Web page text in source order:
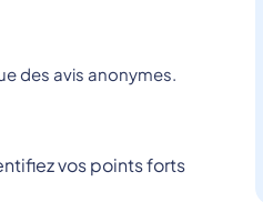
des avis anonymes.
vos points forts